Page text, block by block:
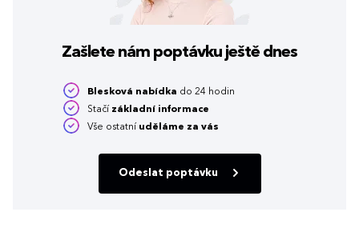
Zašlete nám poptávku ještě dnes
Blesková nabídka do 24 hodin
Stačí základní informace
Vše ostatní uděláme za vás
Odeslat poptávku